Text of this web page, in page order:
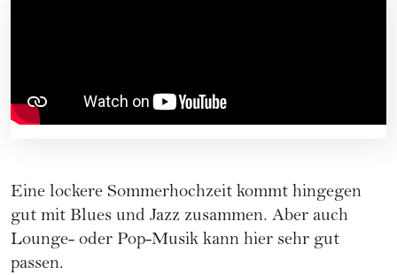
Eine lockere Sommerhochzeit kommt hingegen
gut mit Blues und Jazz zusammen. Aber auch
Lounge- oder Pop-Musik kann hier sehr gut
passen.